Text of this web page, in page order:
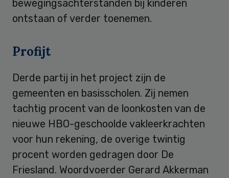
bewegingsachterstanden bij kinderen
ontstaan of verder toenemen.
Profijt
Derde partij in het project zijn de
gemeenten en basisscholen. Zij nemen
tachtig procent van de loonkosten van de
nieuwe HBO-geschoolde vakleerkrachten
voor hun rekening, de overige twintig
procent worden gedragen door De
Friesland. Woordvoerder Gerard Akkerman